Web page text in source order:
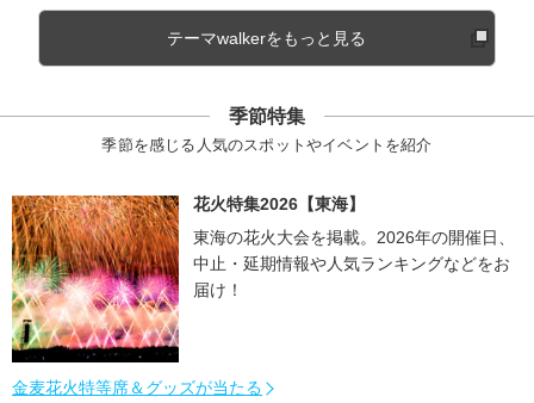
テーマwalkerをもっと見る
季節特集
季節を感じる人気のスポットやイベントを紹介
花火特集2026【東海】
東海の花火大会を掲載。2026年の開催日、
中止・延期情報や人気ランキングなどをお
届け！
金麦花火特等席＆グッズが当たる